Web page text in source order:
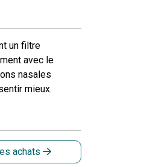
un filtre
avec le
nasales
mieux.
achats